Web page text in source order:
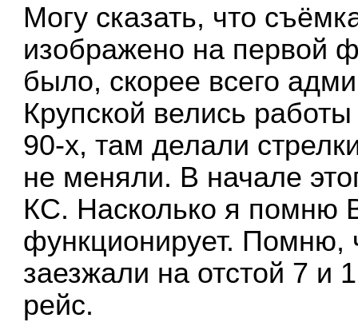
Могу сказать, что
изображено на первой
было, скорее всего
Крупской велись
90-х, там делали
не меняли. В начале
КС. Насколько я помню
функционирует. Помню,
заезжали на отстой 7 и
рейс.